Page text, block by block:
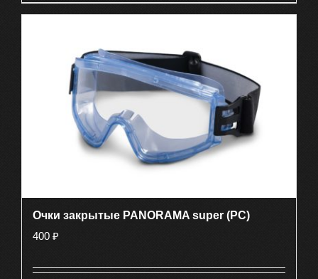
Очки закрытые PANORAMA super (PC)
400 ₽